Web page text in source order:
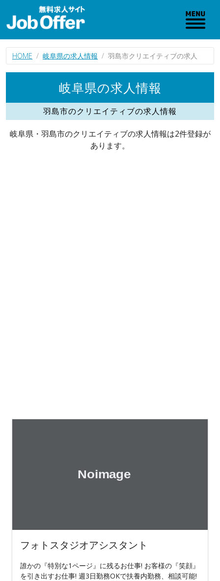
HOME 岐阜県の求人情報 羽島市クリエイティブの求人
岐阜県の求人情報
羽島市のクリエイティブの求人情報
岐阜県・羽島市のクリエイティブの求人情報は2件登録が
あります。
フォトスタジオアシスタント
誰かの『特別な1ページ』に残るお仕事! お客様の『笑顔』
を引き出すお仕事! 週3日勤務OKで扶養内勤務、相談可能!